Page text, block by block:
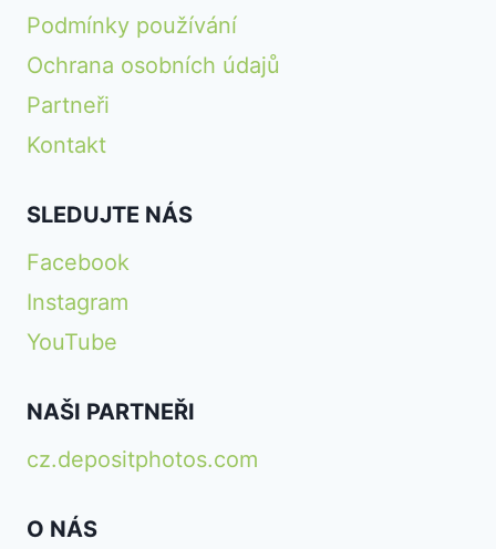
Podmínky používání
Ochrana osobních údajů
Partneři
Kontakt
SLEDUJTE NÁS
Facebook
Instagram
YouTube
NAŠI PARTNEŘI
cz.depositphotos.com
O NÁS